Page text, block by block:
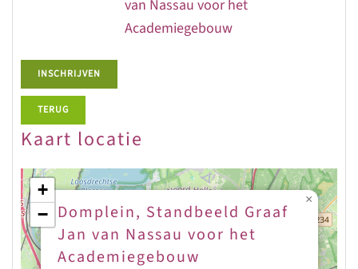
van Nassau voor het
Academiegebouw
INSCHRIJVEN
TERUG
Kaart locatie
Domplein, Standbeeld Graaf
Jan van Nassau voor het
Academiegebouw
×
+
−